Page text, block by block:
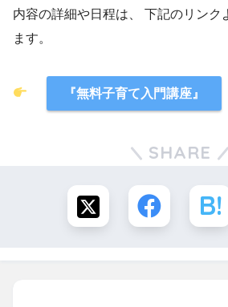
内容の詳細や日程は、 下記のリンク
ます。
『無料子育て入門講座 』
SHARE